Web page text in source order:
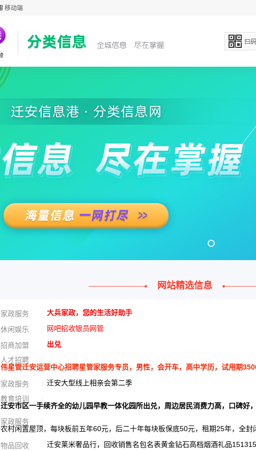
移动端
网站精选信息
家政服务 大兵家政，您的生活好助手
休闲娱乐 网吧招收银员网管
招商加盟 出兑
人才招聘
伟星管迁安运营中心招聘星管家服务专员，男性，会开车，高中学历，试用期
家政服务
迁安大型线上相亲会第二季
教育培训
迁安市区一手续齐全的幼儿园早教一体化园所出兑，周边居民消费力高，口碑好
家政服务
农村闲置屋顶，每块板前五年60元，后二十年每块板保底50元，租期25年，全
物品回收
迁安莱米奢品行，回收销售名包名表黄金钻石高档烟酒礼品